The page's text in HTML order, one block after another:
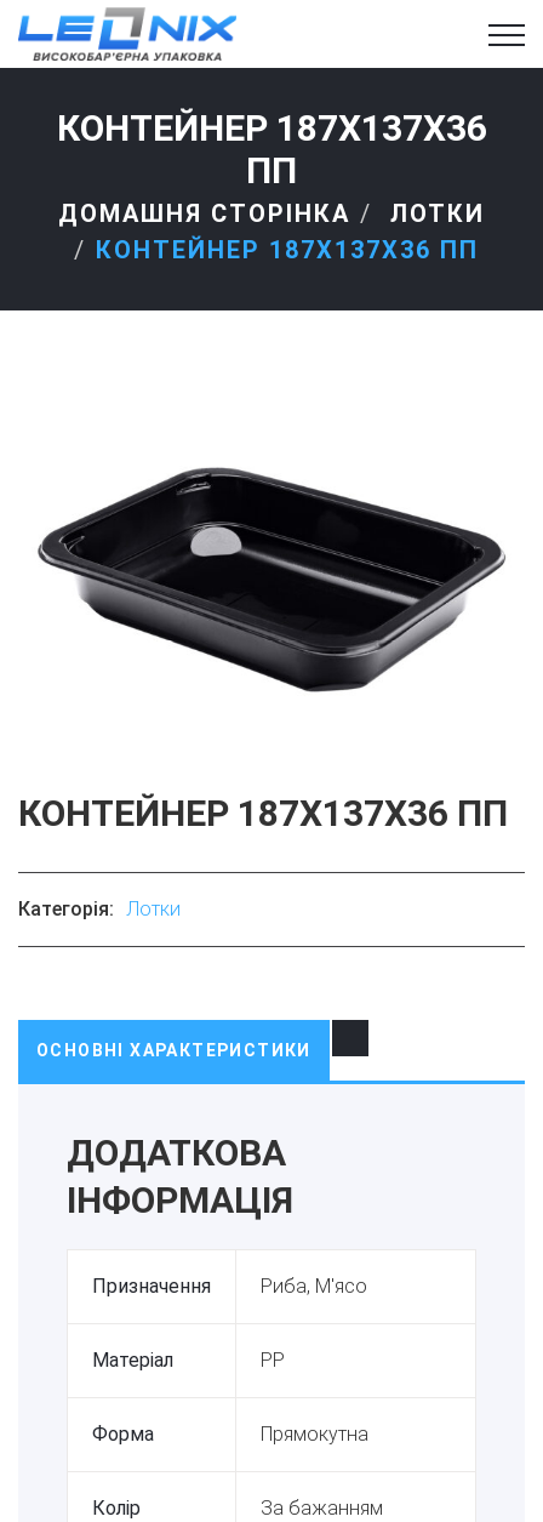
КОНТЕЙНЕР 187X137X36
ПП
ДОМАШНЯ СТОРІНКА
ЛОТКИ
КОНТЕЙНЕР 187X137X36 ПП
КОНТЕЙНЕР 187X137X36 ПП
Категорія: Лотки
ОСНОВНІ ХАРАКТЕРИСТИКИ
ДОДАТКОВА
ІНФОРМАЦІЯ
Призначення Риба, М'ясо
Матеріал PP
Форма Прямокутна
Колір
За бажанням